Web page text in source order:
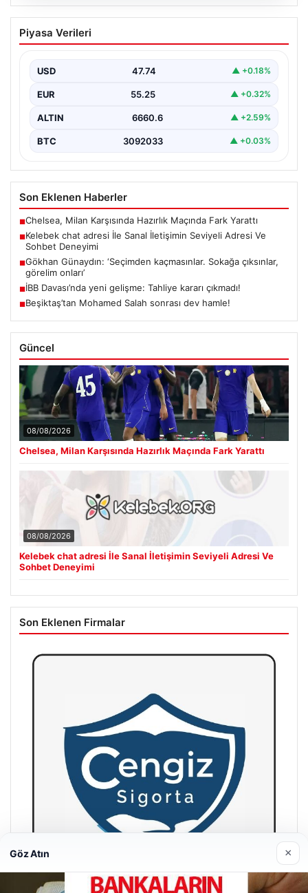
Kelebek chat adresi İle Sanal İletişimin
Seviyeli Adresi Ve Sohbet Deneyimi
kurması kritik bir değer barındırmaktadır. Güncel
olarak…
Piyasa Verileri
USD 47.74 ▲ +0.18%
EUR 55.25 ▲ +0.32%
ALTIN 6660.6 ▲ +2.59%
BTC 3092033 ▲ +0.03%
Son Eklenen Haberler
■Chelsea, Milan Karşısında Hazırlık Maçında Fark Yarattı
■Kelebek chat adresi İle Sanal İletişimin Seviyeli Adresi Ve
Sohbet Deneyimi
■Gökhan Günaydın: ‘Seçimden kaçmasınlar. Sokağa çıksınlar,
görelim onları’
■İBB Davası’nda yeni gelişme: Tahliye kararı çıkmadı!
■Beşiktaş’tan Mohamed Salah sonrası dev hamle!
Güncel
08/08/2026
Chelsea, Milan Karşısında Hazırlık Maçında Fark Yarattı
08/08/2026
Kelebek chat adresi İle Sanal İletişimin Seviyeli Adresi Ve
Sohbet Deneyimi
Son Eklenen Firmalar
Göz Atın ×